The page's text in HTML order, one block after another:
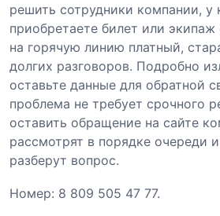
решить сотрудники компании, у
приобретаете билет или
на горячую линию платный,
долгих разговоров. Подробно
оставьте данные для обратной
проблема не требует срочного
оставить обращение на сайте
рассмотрят в порядке очереди и
разберут вопрос.
Номер: 8 809 505 47 77.